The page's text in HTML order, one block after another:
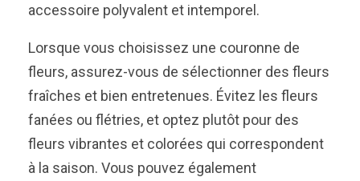
accessoire polyvalent et intemporel.
Lorsque vous choisissez une couronne de
fleurs, assurez-vous de sélectionner des fleurs
fraîches et bien entretenues. Évitez les fleurs
fanées ou flétries, et optez plutôt pour des
fleurs vibrantes et colorées qui correspondent
à la saison. Vous pouvez également